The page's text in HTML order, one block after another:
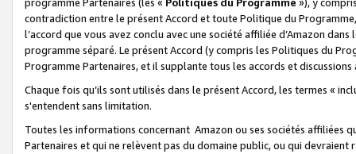
programme Partenaires (les « Politiques du Programme »), y
contradiction entre le présent Accord et toute Politique du
l’accord que vous avez conclu avec une société affiliée d’Amazon
programme séparé. Le présent Accord (y compris les Politiques du
Programme Partenaires, et il supplante tous les accords et discussions
Chaque fois qu’ils sont utilisés dans le présent Accord, les termes «
s'entendent sans limitation.
Toutes les informations concernant Amazon ou ses sociétés affiliées
Partenaires et qui ne relèvent pas du domaine public, ou qui